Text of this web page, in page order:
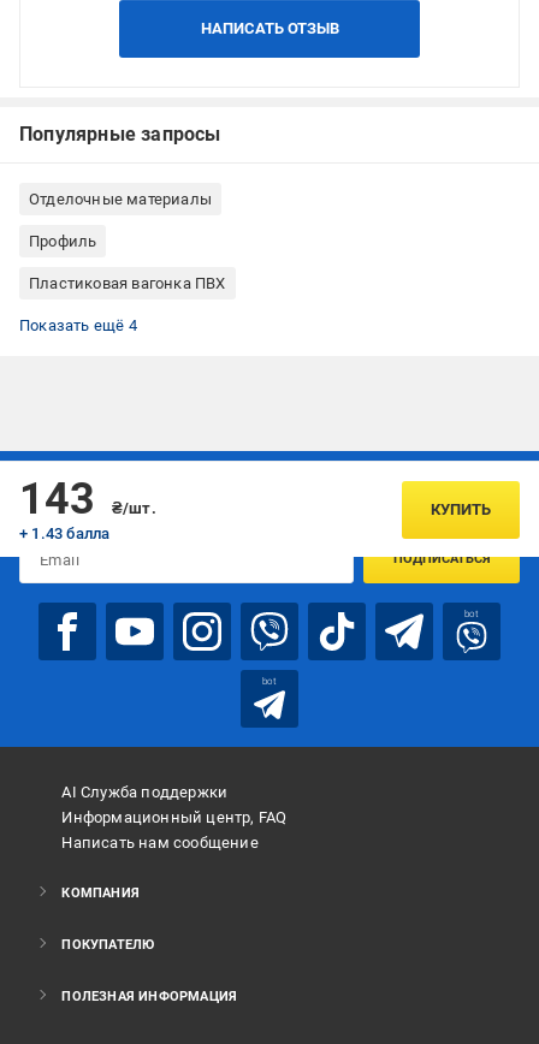
НАПИСАТЬ ОТЗЫВ
Популярные запросы
Отделочные материалы
Профиль
Пластиковая вагонка ПВХ
Профиль монтажный ПВХ
Вагонка для наружных работ
Вагонка бесшовная
Вагонка под дерево
Показать ещё 4
143
₴/шт.
+ 1.43 балла
КУПИТЬ
Подписывайтесь, чтобы узнавать первым об акцияx и
ПОДПИСАТЬСЯ
bot
bot
AI Служба поддержки
Информационный центр, FAQ
Написать нам сообщение
КОМПАНИЯ
ПОКУПАТЕЛЮ
ПОЛЕЗНАЯ ИНФОРМАЦИЯ